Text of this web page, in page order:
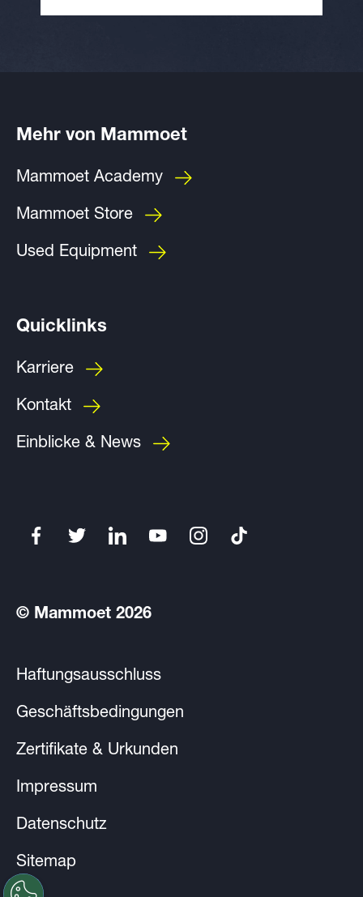
Mehr von Mammoet
Mammoet Academy
Mammoet Store
Used Equipment
Quicklinks
Karriere
Kontakt
Einblicke & News
© Mammoet 2026
Haftungsausschluss
Geschäftsbedingungen
Zertifikate & Urkunden
Impressum
Datenschutz
Sitemap